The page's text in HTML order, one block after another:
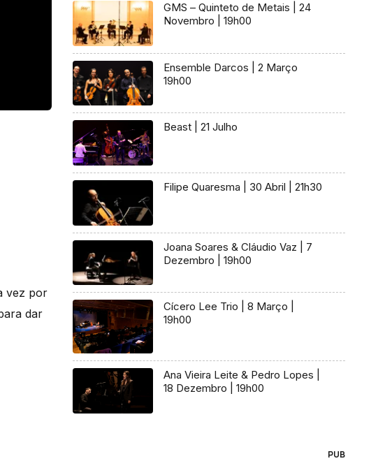
vez por
dar
GMS – Quinteto de Metais | 24
Novembro | 19h00
Ensemble Darcos | 2 Março
19h00
Beast | 21 Julho
Filipe Quaresma | 30 Abril | 21h30
Joana Soares & Cláudio Vaz | 7
Dezembro | 19h00
Cícero Lee Trio | 8 Março |
19h00
Ana Vieira Leite & Pedro Lopes |
18 Dezembro | 19h00
PUB